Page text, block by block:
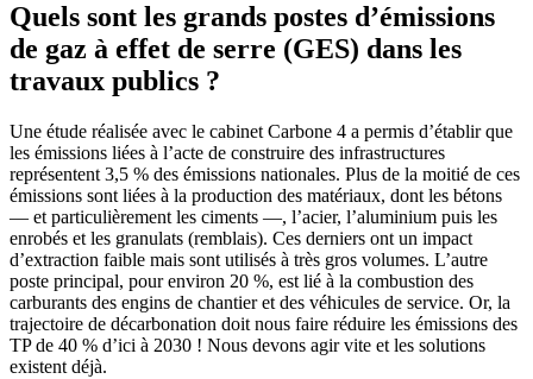
Quels sont les grands postes d’émissions
de gaz à effet de serre (GES) dans les
travaux publics ?
Une étude réalisée avec le cabinet Carbone 4 a permis d’établir que
les émissions liées à l’acte de construire des infrastructures
représentent 3,5 % des émissions nationales. Plus de la moitié de ces
émissions sont liées à la production des matériaux, dont les bétons
— et particulièrement les ciments —, l’acier, l’aluminium puis les
enrobés et les granulats (remblais). Ces derniers ont un impact
d’extraction faible mais sont utilisés à très gros volumes. L’autre
poste principal, pour environ 20 %, est lié à la combustion des
carburants des engins de chantier et des véhicules de service. Or, la
trajectoire de décarbonation doit nous faire réduire les émissions des
TP de 40 % d’ici à 2030 ! Nous devons agir vite et les solutions
existent déjà.